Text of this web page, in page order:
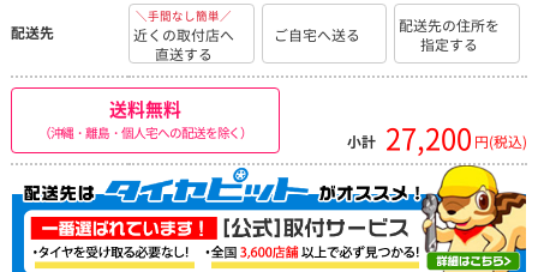
配送先
＼手間なし簡単／
近くの取付店へ
直送する
ご自宅へ送る
配送先の住所を
指定する
送料無料
（沖縄・離島・個人宅への配送を除く） 小計 27,200 円(税込)